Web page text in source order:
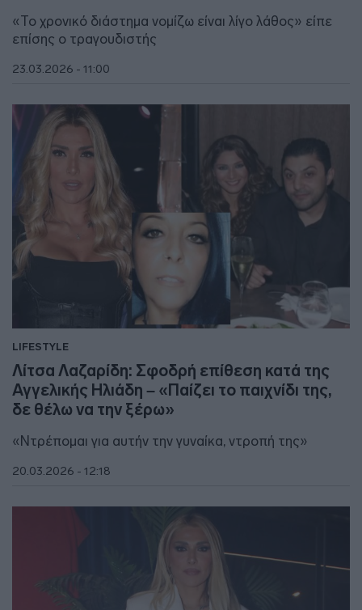
«Το χρονικό διάστημα νομίζω είναι λίγο λάθος» είπε
επίσης ο τραγουδιστής
23.03.2026 - 11:00
LIFESTYLE
Λίτσα Λαζαρίδη: Σφοδρή επίθεση κατά της
Αγγελικής Ηλιάδη – «Παίζει το παιχνίδι της,
δε θέλω να την ξέρω»
«Ντρέπομαι για αυτήν την γυναίκα, ντροπή της»
20.03.2026 - 12:18